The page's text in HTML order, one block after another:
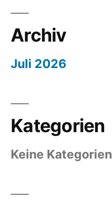
Archiv
Juli 2026
Kategorien
Keine Kategorien